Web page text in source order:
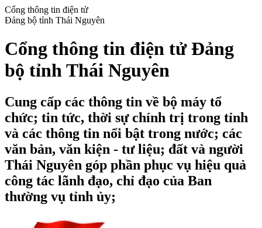
Cổng thông tin điện tử
Đảng bộ tỉnh Thái Nguyên
Cổng thông tin điện tử Đảng
bộ tỉnh Thái Nguyên
Cung cấp các thông tin về bộ máy tổ
chức; tin tức, thời sự chính trị trong tỉnh
và các thông tin nổi bật trong nước; các
văn bản, văn kiện - tư liệu; đất và người
Thái Nguyên góp phần phục vụ hiệu quả
công tác lãnh đạo, chỉ đạo của Ban
thường vụ tỉnh ủy;